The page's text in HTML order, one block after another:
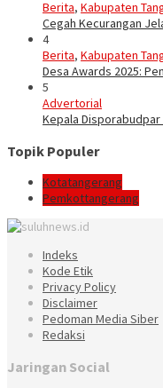
Berita, Kabupaten
Cegah Kecurangan
4
Berita, Kabupaten
Desa Awards 2025:
5
Advertorial
Kepala
Topik Populer
Kotatangerang
Pemkottangerang
Indeks
Kode Etik
Privacy Policy
Disclaimer
Pedoman Media Siber
Redaksi
Jaringan Social